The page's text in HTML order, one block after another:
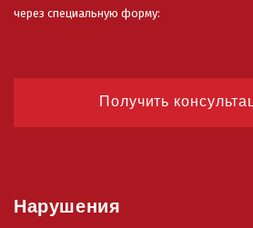
через специальную форму:
Получить
Нарушения